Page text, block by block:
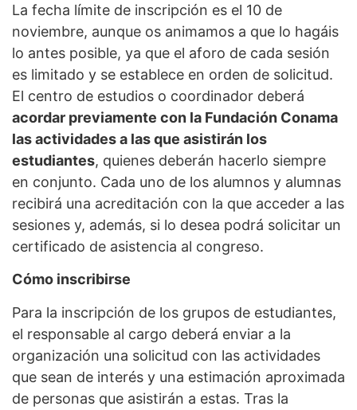
La fecha límite de inscripción es el 10 de
noviembre, aunque os animamos a que lo hagáis
lo antes posible, ya que el aforo de cada sesión
es limitado y se establece en orden de solicitud.
El centro de estudios o coordinador deberá
acordar previamente con la Fundación Conama
las actividades a las que asistirán los
estudiantes, quienes deberán hacerlo siempre
en conjunto. Cada uno de los alumnos y alumnas
recibirá una acreditación con la que acceder a las
sesiones y, además, si lo desea podrá solicitar un
certificado de asistencia al congreso.
Cómo inscribirse
Para la inscripción de los grupos de estudiantes,
el responsable al cargo deberá enviar a la
organización una solicitud con las actividades
que sean de interés y una estimación aproximada
de personas que asistirán a estas. Tras la